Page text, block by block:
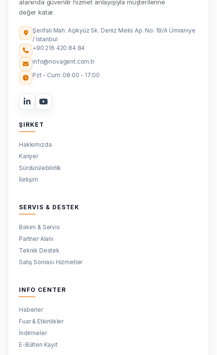
alanında güvenilir hizmet anlayışıyla müşterilerine
değer katar.
Şerifali Mah. Açıkyüz Sk. Deniz Melis Ap. No: 19/A Ümraniye
/ İstanbul
+90 216 420 84 84
info@novagent.com.tr
Pzt - Cum: 08:00 - 17:00
ŞIRKET
Hakkımızda
Kariyer
Sürdürülebilirlik
İletişim
SERVIS & DESTEK
Bakım & Servis
Partner Alanı
Teknik Destek
Satış Sonrası Hizmetler
INFO CENTER
Haberler
Fuar & Etkinlikler
İndirmeler
E-Bülten Kayıt